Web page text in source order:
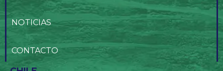
NOTICIAS
CONTACTO